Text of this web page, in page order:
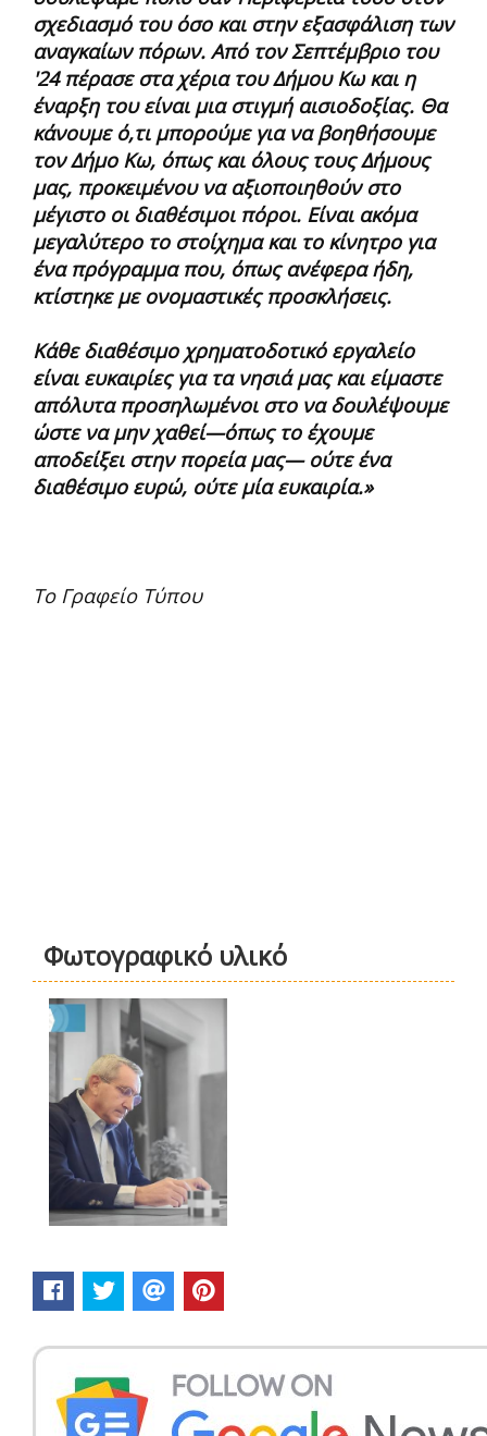
σχεδιασμό του όσο και στην εξασφάλιση των
αναγκαίων πόρων. Από τον Σεπτέμβριο του
'24 πέρασε στα χέρια του Δήμου Κω και η
έναρξη του είναι μια στιγμή αισιοδοξίας. Θα
κάνουμε ό,τι μπορούμε για να βοηθήσουμε
τον Δήμο Κω, όπως και όλους τους Δήμους
μας, προκειμένου να αξιοποιηθούν στο
μέγιστο οι διαθέσιμοι πόροι. Είναι ακόμα
μεγαλύτερο το στοίχημα και το κίνητρο για
ένα πρόγραμμα που, όπως ανέφερα ήδη,
κτίστηκε με ονομαστικές προσκλήσεις.
Κάθε διαθέσιμο χρηματοδοτικό εργαλείο
είναι ευκαιρίες για τα νησιά μας και είμαστε
απόλυτα προσηλωμένοι στο να δουλέψουμε
ώστε να μην χαθεί—όπως το έχουμε
αποδείξει στην πορεία μας— ούτε ένα
διαθέσιμο ευρώ, ούτε μία ευκαιρία.»
Το Γραφείο Τύπου
Φωτογραφικό υλικό